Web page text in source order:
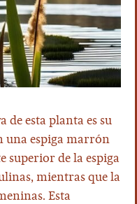
de esta planta es su
una espiga marrón
superior de la espiga
mientras que la
Esta